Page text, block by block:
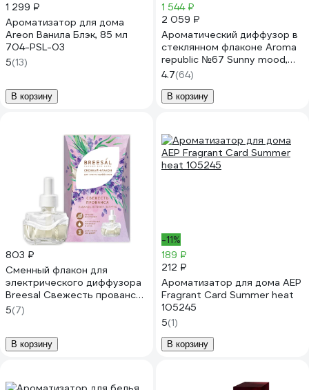
1 299 ₽
Ароматизатор для дома
Areon Ванила Блэк, 85 мл
704-PSL-03
5(13)
В корзину
1 544 ₽
2 059 ₽
Ароматический диффузор в
стеклянном флаконе Aroma
republic №67 Sunny mood,
70 мл 93830
4.7(64)
В корзину
803 ₽
Сменный флакон для
электрического диффузора
Breesal Свежесть прованса
ELDF004
5(7)
В корзину
-11%
189 ₽
212 ₽
Ароматизатор для дома АЕР
Fragrant Card Summer heat
105245
5(1)
В корзину